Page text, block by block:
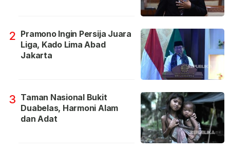
2 Pramono Ingin Persija Juara
Liga, Kado Lima Abad
Jakarta
3 Taman Nasional Bukit
Duabelas, Harmoni Alam
dan Adat